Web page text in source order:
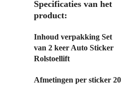
Specificaties van het
product:
Inhoud verpakking Set
van 2 keer Auto Sticker
Rolstoellift
Afmetingen per sticker 20